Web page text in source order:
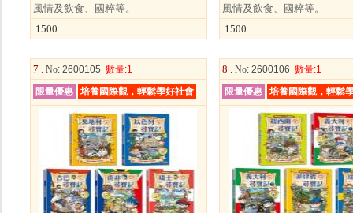
風情及飲食、國粹等。
1500
風情及飲食、國粹等。
1500
7 . No: 2600105 數量:1
限量優惠
培養國際觀，輕鬆學好社會
8 . No: 2600106 數量:1
限量優惠
培養國際觀，輕鬆